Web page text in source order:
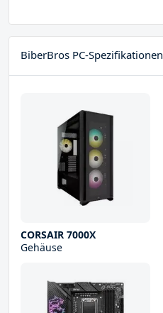
BiberBros PC-Spezifikationen
CORSAIR 7000X
Gehäuse